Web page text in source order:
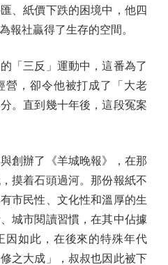
、紙價下跌的困境中，他四
報社贏得了生存的空間。
三反」運動中，這番為了
營，卻令他被打成了「大老
。直到幾十年後，這段冤案
辦了《羊城晚報》，在那
摸着石頭過河。那份報紙不
市民性、文化性和溫厚的生
城市閱讀習慣，在其中佔據
因如此，在後來的特殊年代
之大成」，叔叔也因此被下